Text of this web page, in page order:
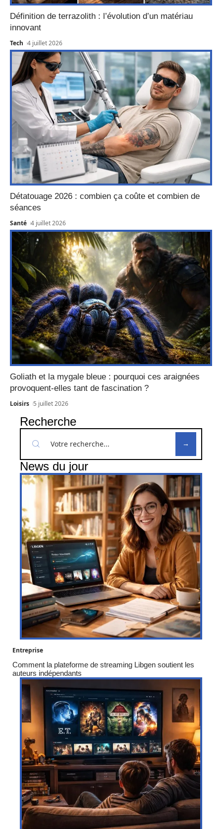
Définition de terrazolith : l’évolution d’un matériau
innovant
Tech 4 juillet 2026
Détatouage 2026 : combien ça coûte et combien de
séances
Santé 4 juillet 2026
Goliath et la mygale bleue : pourquoi ces araignées
provoquent-elles tant de fascination ?
Loisirs 5 juillet 2026
Recherche
News du jour
Entreprise
Comment la plateforme de streaming Libgen soutient les
auteurs indépendants